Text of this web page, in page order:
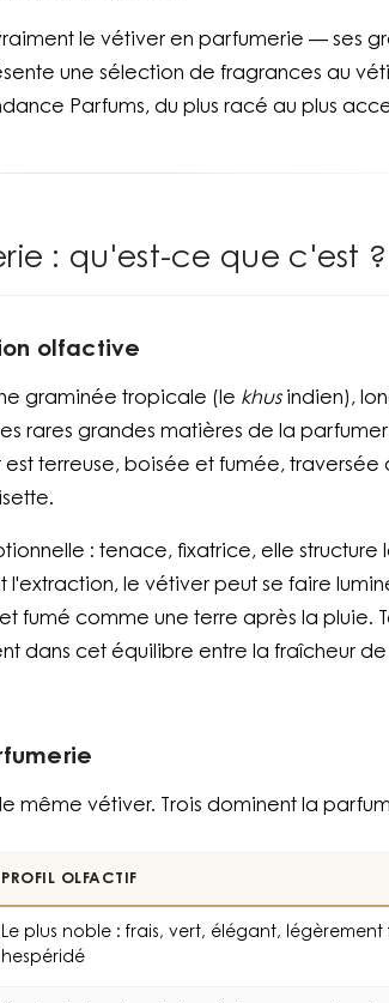
le vétiver en parfumerie — ses
une sélection de fragrances au
Parfums, du plus racé au plus
: qu'est-ce que c'est ?
olfactive
graminée tropicale (le khusindien),
rares grandes matières de la
terreuse, boisée et fumée, traversée
: tenace, fixatrice, elle structure
le vétiver peut se faire
fumé comme une terre après la pluie.
dans cet équilibre entre la fraîcheur
même vétiver. Trois dominent la
PROFIL OLFACTIF
Le plus noble : frais, vert, élégant, légèrement
hespéridé